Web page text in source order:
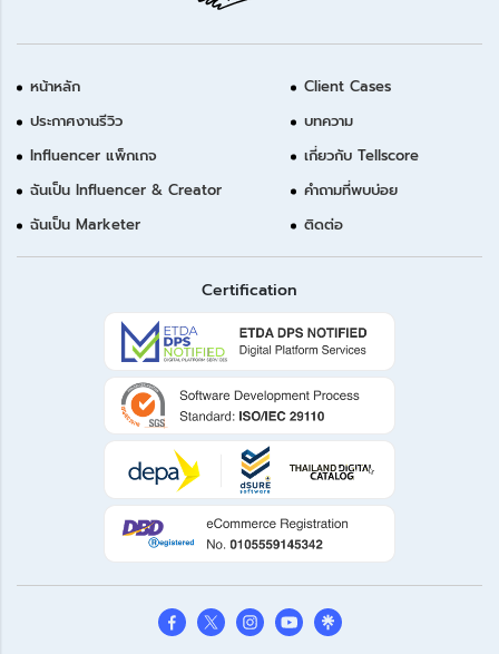
หน้าหลัก
ประกาศงานรีวิว
Influencer แพ็กเกจ
ฉันเป็น Influencer & Creator
ฉันเป็น Marketer
Client Cases
บทความ
เกี่ยวกับ Tellscore
คำถามที่พบบ่อย
ติดต่อ
Certification